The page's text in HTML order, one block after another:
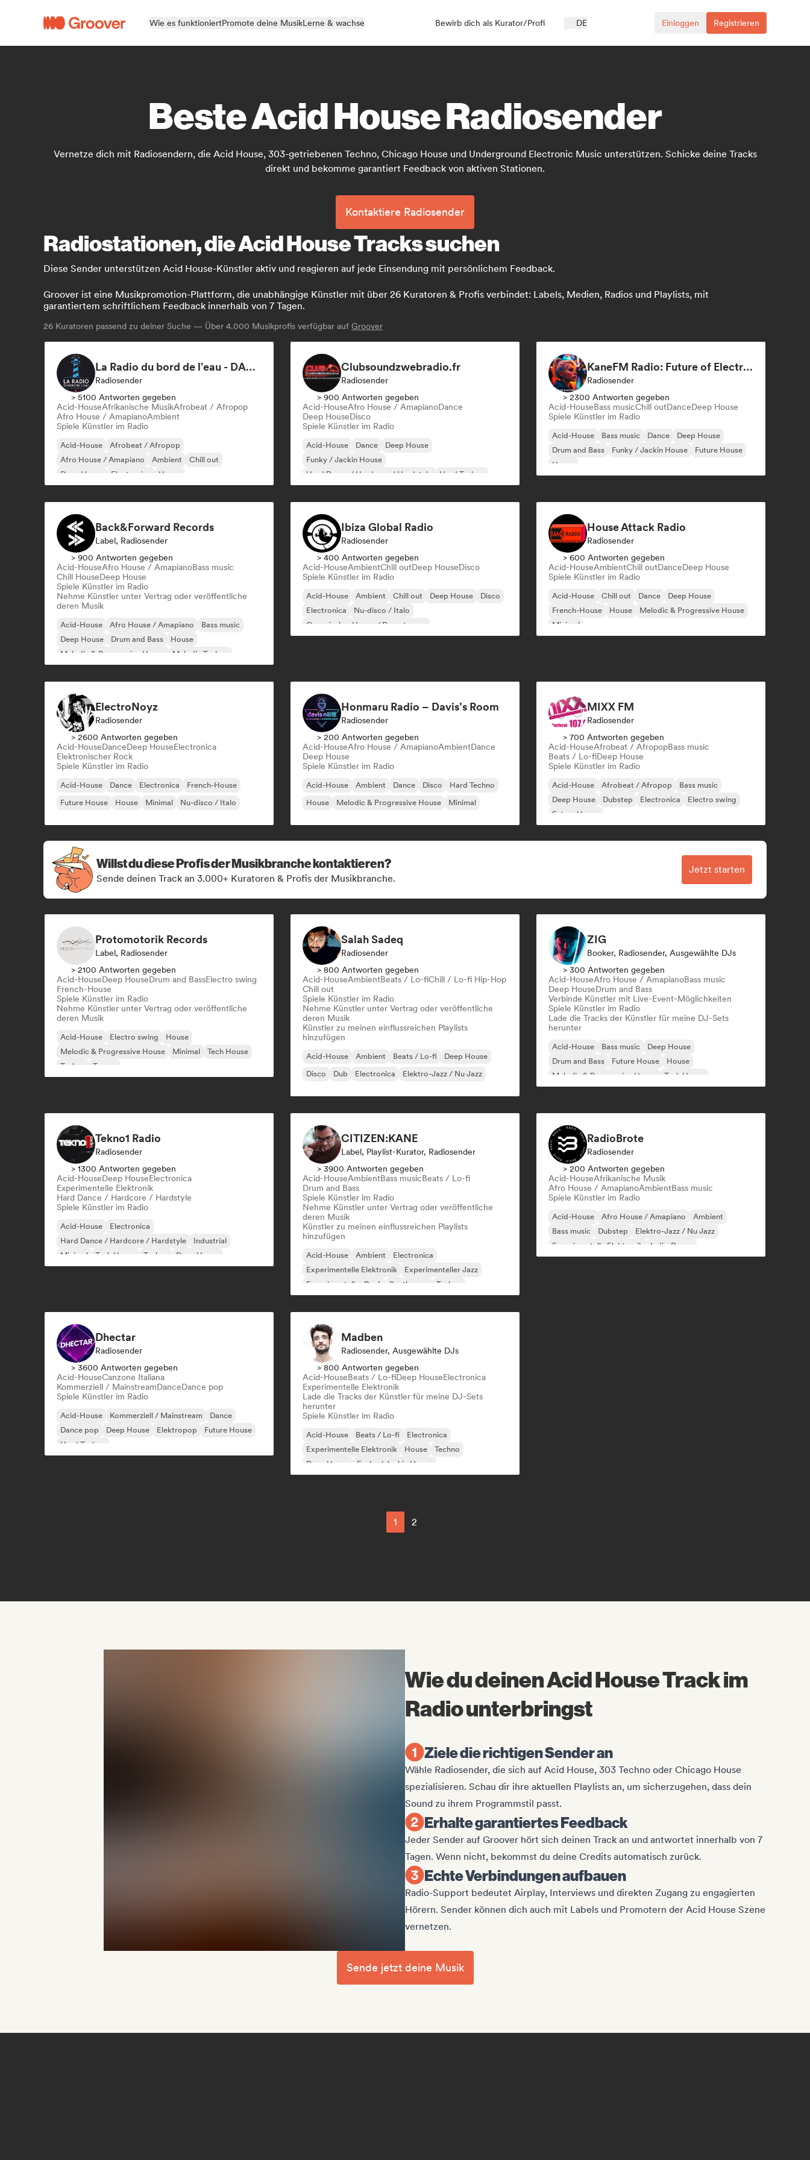
Wie es funktioniertPromote deine MusikLerne & wachse Bewirb dich als Kurator/Profi DE Einloggen Registrieren
Beste Acid House Radiosender
Vernetze dich mit Radiosendern, die Acid House, 303-getriebenen Techno, Chicago House und Underground Electronic Music unterstützen. Schicke deine Tracks
direkt und bekomme garantiert Feedback von aktiven Stationen.
Kontaktiere Radiosender
Radiostationen, die Acid House Tracks suchen
Diese Sender unterstützen Acid House-Künstler aktiv und reagieren auf jede Einsendung mit persönlichem Feedback.
Groover ist eine Musikpromotion-Plattform, die unabhängige Künstler mit über 26 Kuratoren & Profis verbindet: Labels, Medien, Radios und Playlists, mit
garantiertem schriftlichem Feedback innerhalb von 7 Tagen.
26 Kuratoren passend zu deiner Suche — Über 4.000 Musikprofis verfügbar auf Groover
La Radio du bord de l'eau - DAB+ Radio Station (Switzerland)
Radiosender
> 5100 Antworten gegeben
Acid-HouseAfrikanische MusikAfrobeat / Afropop
Afro House / AmapianoAmbient
Spiele Künstler im Radio
Acid-House
Afrobeat / Afropop
Afro House / Amapiano
Ambient
Chill out
Deep House
Electronica House
Clubsoundzwebradio.fr
Radiosender
> 900 Antworten gegeben
Acid-HouseAfro House / AmapianoDance
Deep HouseDisco
Spiele Künstler im Radio
Acid-House Dance
Deep House
Funky / Jackin House
Hard Dance / Hardcore / Hardstyle
Hard Techno
KaneFM Radio: Future of Electronic
Radiosender
> 2300 Antworten gegeben
Acid-HouseBass musicChill outDanceDeep House
Spiele Künstler im Radio
Acid-House Bass music Dance
Deep House
Drum and Bass
Funky / Jackin House
Future House
House
Back&Forward Records
Label, Radiosender
> 900 Antworten gegeben
Acid-HouseAfro House / AmapianoBass music
Chill HouseDeep House
Spiele Künstler im Radio
Nehme Künstler unter Vertrag oder veröffentliche
deren Musik
Acid-House Afro House / Amapiano
Bass music
Deep House
Drum and Bass
House
Melodic & Progressive House
Melodic Techno
Ibiza Global Radio
Radiosender
> 400 Antworten gegeben
Acid-HouseAmbientChill outDeep HouseDisco
Spiele Künstler im Radio
Acid-House Ambient Chill out Deep House
Disco
Electronica
Nu-disco / Italo
Organischer House / Downtempo
House Attack Radio
Radiosender
> 600 Antworten gegeben
Acid-HouseAmbientChill outDanceDeep House
Spiele Künstler im Radio
Acid-House Chill out Dance
Deep House
French-House
House
Melodic & Progressive House
Minimal
ElectroNoyz
Radiosender
> 2600 Antworten gegeben
Acid-HouseDanceDeep HouseElectronica
Elektronischer Rock
Spiele Künstler im Radio
Acid-House Dance Electronica
French-House
Future House
House Minimal Nu-disco / Italo
Honmaru Radio – Davis’s Room
Radiosender
> 200 Antworten gegeben
Acid-HouseAfro House / AmapianoAmbientDance
Deep House
Spiele Künstler im Radio
Acid-House Ambient Dance Disco
Hard Techno
House
Melodic & Progressive House Minimal
MIXX FM
Radiosender
> 700 Antworten gegeben
Acid-HouseAfrobeat / AfropopBass music
Beats / Lo-fiDeep House
Spiele Künstler im Radio
Acid-House Afrobeat / Afropop
Bass music
Deep House
Dubstep Electronica
Electro swing
Future House
Willst du diese Profis der Musikbranche kontaktieren?
Sende deinen Track an 3.000+ Kuratoren & Profis der Musikbranche.
Jetzt starten
Protomotorik Records
Label, Radiosender
> 2100 Antworten gegeben
Acid-HouseDeep HouseDrum and BassElectro swing
French-House
Spiele Künstler im Radio
Nehme Künstler unter Vertrag oder veröffentliche
deren Musik
Acid-House Electro swing
House
Melodic & Progressive House
Minimal
Tech House
Techno
Trance
Salah Sadeq
Radiosender
> 800 Antworten gegeben
Acid-HouseAmbientBeats / Lo-fiChill / Lo-fi Hip-Hop
Chill out
Spiele Künstler im Radio
Nehme Künstler unter Vertrag oder veröffentliche
deren Musik
Künstler zu meinen einflussreichen Playlists
hinzufügen
Acid-House Ambient Beats / Lo-fi
Deep House
Disco
Dub Electronica Elektro-Jazz / Nu Jazz
ZIG
Booker, Radiosender, Ausgewählte DJs
> 300 Antworten gegeben
Acid-HouseAfro House / AmapianoBass music
Deep HouseDrum and Bass
Verbinde Künstler mit Live-Event-Möglichkeiten
Spiele Künstler im Radio
Lade die Tracks der Künstler für meine DJ-Sets
herunter
Acid-House Bass music
Deep House
Drum and Bass
Future House
House
Melodic & Progressive House
Tech House
Tekno1 Radio
Radiosender
> 1300 Antworten gegeben
Acid-HouseDeep HouseElectronica
Experimentelle Elektronik
Hard Dance / Hardcore / Hardstyle
Spiele Künstler im Radio
Acid-House
Electronica
Hard Dance / Hardcore / Hardstyle
Industrial
Minimal
Tech House Techno Deep House
CITIZEN:KANE
Label, Playlist-Kurator, Radiosender
> 3900 Antworten gegeben
Acid-HouseAmbientBass musicBeats / Lo-fi
Drum and Bass
Spiele Künstler im Radio
Nehme Künstler unter Vertrag oder veröffentliche
deren Musik
Künstler zu meinen einflussreichen Playlists
hinzufügen
Acid-House Ambient
Electronica
Experimentelle Elektronik
Experimenteller Jazz
Experimenteller Rock
Synthwave Techno
RadioBrote
Radiosender
> 200 Antworten gegeben
Acid-HouseAfrikanische Musik
Afro House / AmapianoAmbientBass music
Spiele Künstler im Radio
Acid-House Afro House / Amapiano
Ambient
Bass music
Dubstep
Elektro-Jazz / Nu Jazz
Experimentelle Elektronik
Indie-Dance
Dhectar
Radiosender
> 3600 Antworten gegeben
Acid-HouseCanzone Italiana
Kommerziell / MainstreamDanceDance pop
Spiele Künstler im Radio
Acid-House Kommerziell / Mainstream
Dance
Dance pop
Deep House Elektropop
Future House
Hard Techno
Madben
Radiosender, Ausgewählte DJs
> 800 Antworten gegeben
Acid-HouseBeats / Lo-fiDeep HouseElectronica
Experimentelle Elektronik
Lade die Tracks der Künstler für meine DJ-Sets
herunter
Spiele Künstler im Radio
Acid-House Beats / Lo-fi
Electronica
Experimentelle Elektronik
House
Techno
Deep House
Funky / Jackin House
1 2
Wie du deinen Acid House Track im
Radio unterbringst
Ziele die richtigen Sender an
Wähle Radiosender, die sich auf Acid House, 303 Techno oder Chicago House
spezialisieren. Schau dir ihre aktuellen Playlists an, um sicherzugehen, dass dein
Sound zu ihrem Programmstil passt.
Erhalte garantiertes Feedback
Jeder Sender auf Groover hört sich deinen Track an und antwortet innerhalb von 7
Tagen. Wenn nicht, bekommst du deine Credits automatisch zurück.
Echte Verbindungen aufbauen
Radio-Support bedeutet Airplay, Interviews und direkten Zugang zu engagierten
Hörern. Sender können dich auch mit Labels und Promotern der Acid House Szene
vernetzen.
Sende jetzt deine Musik